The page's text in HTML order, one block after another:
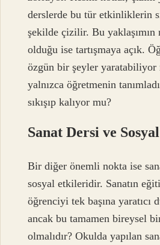
derslerde bu tür etkinliklerin
şekilde çizilir. Bu
olduğu ise tartışmaya açık.
özgün bir şeyler yaratabiliyor
yalnızca öğretmenin
sıkışıp kalıyor mu?
Sanat Dersi ve
Bir diğer önemli nokta ise
sosyal etkileridir. Sanatın
öğrenciyi tek başına yaratıcı
ancak bu tamamen bireysel
olmalıdır? Okulda yapılan